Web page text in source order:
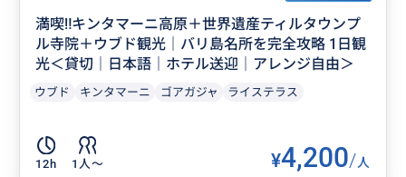
満喫‼️キンタマーニ高原＋世界遺産ティルタウンプ
ル寺院＋ウブド観光｜バリ島名所を完全攻略 1日観
光＜貸切｜日本語｜ホテル送迎｜アレンジ自由＞
ウブド キンタマーニ ゴアガジャ ライステラス
12h 1人〜 ¥4,200/人